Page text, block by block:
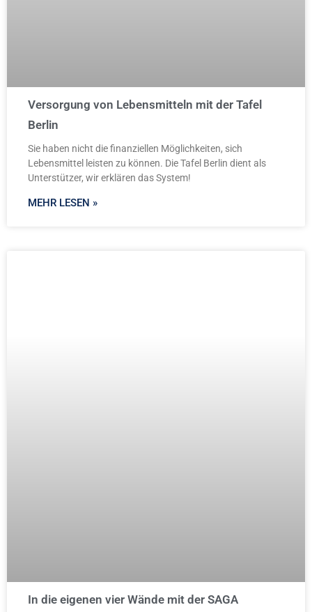
Versorgung von Lebensmitteln mit der Tafel
Berlin
Sie haben nicht die finanziellen Möglichkeiten, sich
Lebensmittel leisten zu können. Die Tafel Berlin dient als
Unterstützer, wir erklären das System!
MEHR LESEN »
In die eigenen vier Wände mit der SAGA